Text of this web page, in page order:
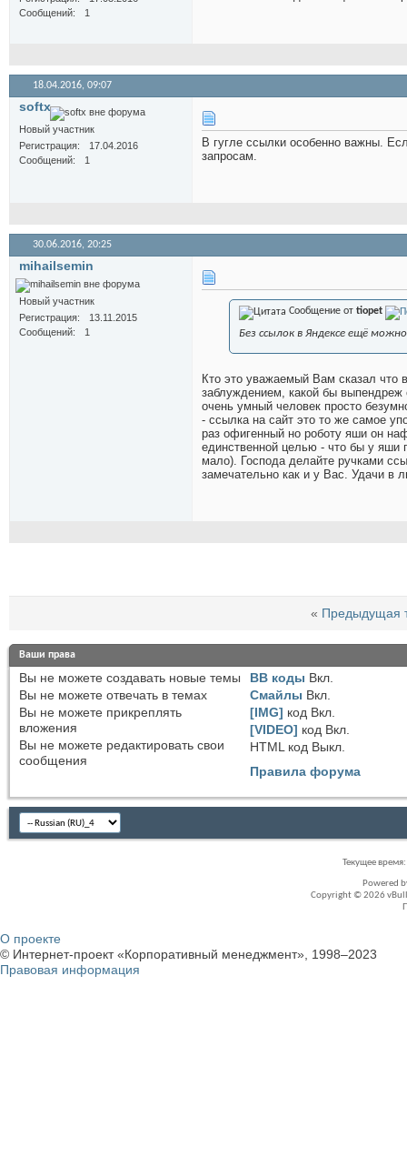
Сообщений
1
18.04.2016, 09:07
softx
Новый участник
Регистрация
17.04.2016
Сообщений
1
В гугле ссылки особенно важны.
запросам.
30.06.2016, 20:25
mihailsemin
Новый участник
Регистрация
13.11.2015
Сообщений
1
Сообщение от tiopet
Без ссылок в Яндексе ещё
Кто это уважаемый Вам сказал
заблуждением, какой бы выпендреж
очень умный человек просто
- ссылка на сайт это то же самое
раз офигенный но роботу яши он
единственной целью - что бы у яши
мало). Господа делайте ручками
замечательно как и у Вас. Удачи в
« Предыдущая
Ваши права
Вы не можете создавать новые темы
Вы не можете отвечать в темах
Вы не можете прикреплять
вложения
Вы не можете редактировать свои
сообщения
BB коды Вкл.
Смайлы Вкл.
[IMG] код Вкл.
[VIDEO] код Вкл.
HTML код Выкл.
Правила форума
Текущее время:
Powered
Copyright © 2026
О проекте
© Интернет-проект «Корпоративный менеджмент», 1998–2023
Правовая информация